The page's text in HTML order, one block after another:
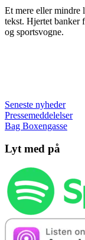
Et mere eller
tekst. Hjertet banker
og sportsvogne.
Seneste nyheder
Pressemeddelelser
Bag Boxengasse
Lyt med på